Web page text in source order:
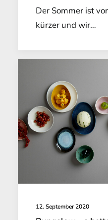
Der Sommer ist
kürzer und wir…
12. September 2020